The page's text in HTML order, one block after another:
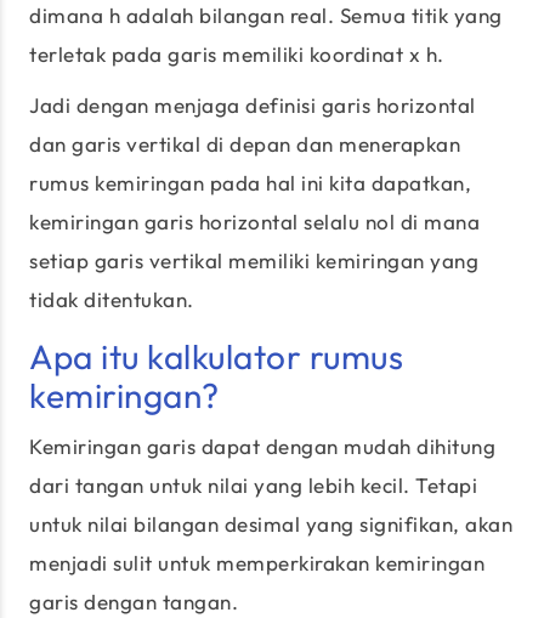
dimana h adalah bilangan real. Semua titik yang
terletak pada garis memiliki koordinat x h.
Jadi dengan menjaga definisi garis horizontal
dan garis vertikal di depan dan menerapkan
rumus kemiringan pada hal ini kita dapatkan,
kemiringan garis horizontal selalu nol di mana
setiap garis vertikal memiliki kemiringan yang
tidak ditentukan.
Apa itu kalkulator rumus
kemiringan?
Kemiringan garis dapat dengan mudah dihitung
dari tangan untuk nilai yang lebih kecil. Tetapi
untuk nilai bilangan desimal yang signifikan, akan
menjadi sulit untuk memperkirakan kemiringan
garis dengan tangan.